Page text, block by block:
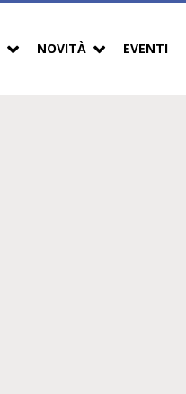
NOVITÀ EVENTI